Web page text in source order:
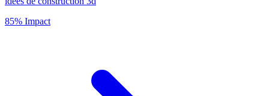
85% Impact